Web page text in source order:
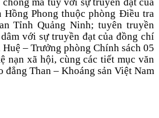
Hồng Phong thuộc phòng Điều tra
Tỉnh Quảng Ninh; tuyên truyền
với sự truyền đạt của đồng chí
– Trưởng phòng Chính sách 05
nạn xã hội, cùng các tiết mục văn
đẳng Than – Khoáng sản Việt Nam